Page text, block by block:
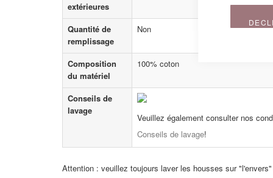
extérieures
Quantité de
remplissage
Non
Composition
du matériel
100% coton
Conseils de
lavage
Veuillez également consulter nos
Conseils de lavage!
Attention : veuillez toujours laver les housses sur